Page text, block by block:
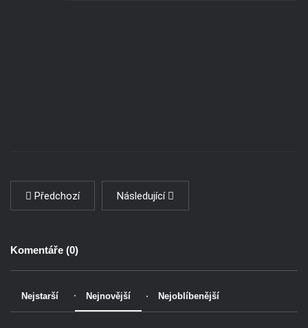
Předchozí Následující
Komentáře (0)
Nejstarší Nejnovější Nejoblíbenější